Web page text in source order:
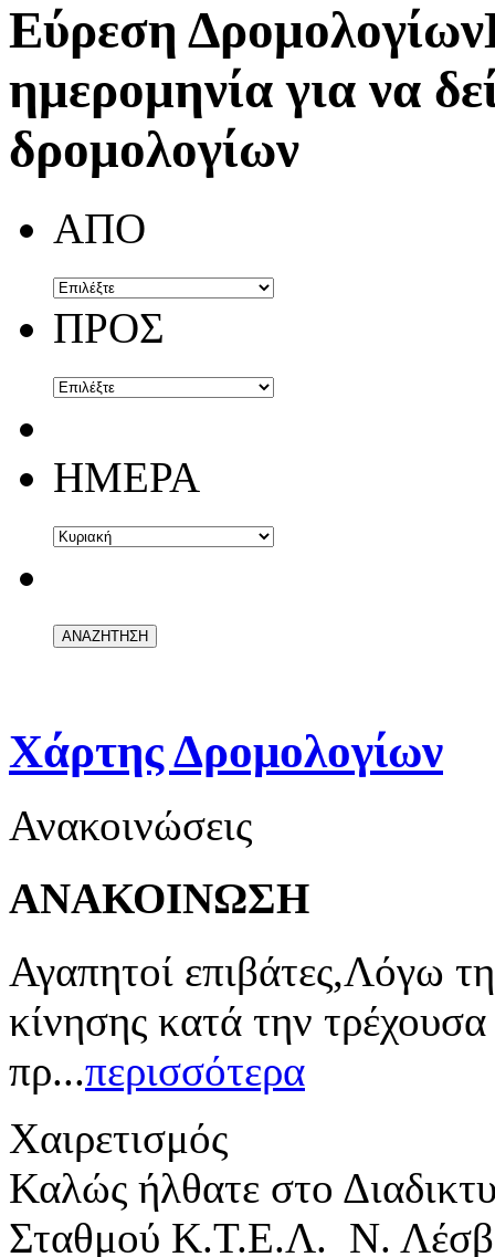
Εύρεση Δρομολογίων
ημερομηνία για να
δρομολογίων
ΑΠΟ
ΠΡΟΣ
ΗΜΕΡΑ
Χάρτης Δρομολογίων
Ανακοινώσεις
ΑΝΑΚΟΙΝΩΣΗ
Αγαπητοί επιβάτες,Λόγω
κίνησης κατά την
πρ...περισσότερα
Χαιρετισμός
Καλώς ήλθατε στο
Σταθμού Κ.Τ.Ε.Λ. Ν.